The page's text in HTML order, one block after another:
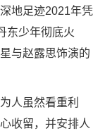
地足迹2021年凭
东少年彻底火
与赵露思饰演的
人虽然看重利
收留，并安排人